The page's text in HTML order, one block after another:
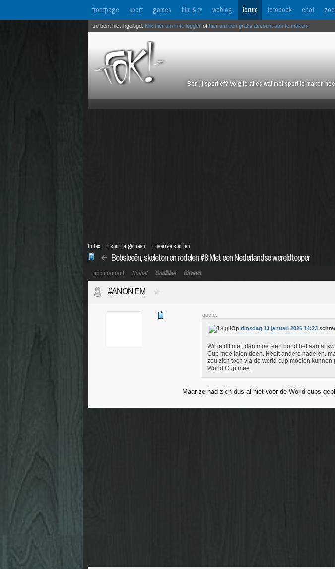
frontpage sport games film & tv weblog forum fotoboek chat
Ben jij sportief? Volg je alles wat met sport te maken
Je bent niet ingelogd. Klik hier om in te loggen of hier om een gratis account aan te maken
Bobsleeën, skeleton en rodelen #8 Met een Nederlandse wereldtopper
Index » sport algemeen » overige sporten
abonnement Unibet Coolblue Bitvavo
#ANONIEM
quote:
Op dinsdag 13 januari 2026 14:23
Wil je dit niet, dan moet een bond het aantal
Cup mee laten doen. Heeft andere nadelen,
zou zich toch via de world cup moeten
World Cup mee.
Maar ze had zich dus al niet voor de World cups